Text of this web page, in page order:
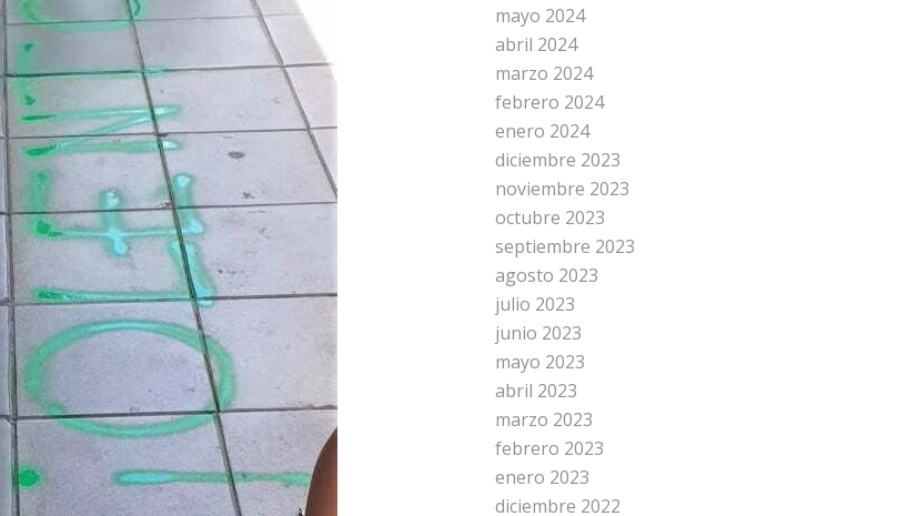
mayo 2024
abril 2024
marzo 2024
febrero 2024
enero 2024
diciembre 2023
noviembre 2023
octubre 2023
septiembre 2023
agosto 2023
julio 2023
junio 2023
mayo 2023
abril 2023
marzo 2023
febrero 2023
enero 2023
diciembre 2022